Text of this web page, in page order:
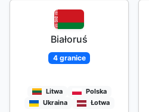
Białoruś
4 granice
Litwa
Polska
Ukraina
Łotwa